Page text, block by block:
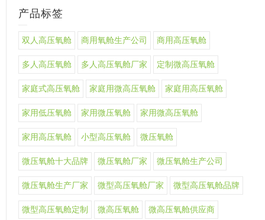
产品标签
双人高压氧舱 商用氧舱生产公司 商用高压氧舱
多人高压氧舱 多人高压氧舱厂家 定制微高压氧舱
家庭式高压氧舱 家庭用微高压氧舱 家庭用高压氧舱
家用低压氧舱 家用微压氧舱 家用微高压氧舱
家用高压氧舱 小型高压氧舱 微压氧舱
微压氧舱十大品牌 微压氧舱厂家 微压氧舱生产公司
微压氧舱生产厂家 微型高压氧舱厂家 微型高压氧舱品牌
微型高压氧舱定制 微高压氧舱 微高压氧舱供应商